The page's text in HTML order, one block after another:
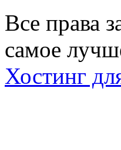
Все права
самое
Хостинг